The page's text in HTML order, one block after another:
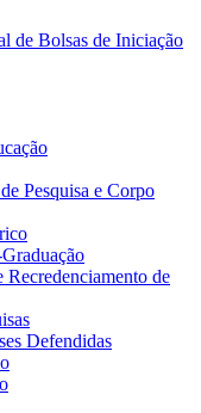
de Bolsas de Iniciação
Pesquisa e Corpo
Recredenciamento de
Defendidas